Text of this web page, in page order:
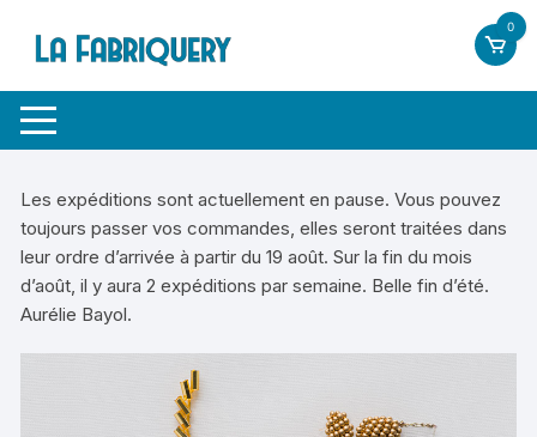
contenu
0
Les expéditions sont actuellement en pause. Vous pouvez
toujours passer vos commandes, elles seront traitées dans
leur ordre d’arrivée à partir du 19 août. Sur la fin du mois
d’août, il y aura 2 expéditions par semaine. Belle fin d’été.
Aurélie Bayol.